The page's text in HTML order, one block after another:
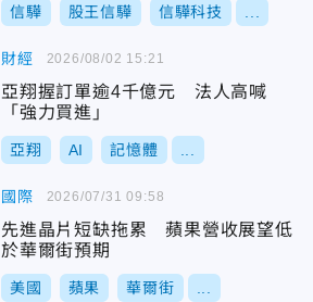
信驊 股王信驊 信驊科技
財經
亞翔握訂單逾4千億元 法人高喊
「強力買進」
亞翔 AI 記憶體
2026/08/02 15:21
國際
先進晶片短缺拖累 蘋果營收展望低
於華爾街預期
美國 蘋果 華爾街
2026/07/31 09:58